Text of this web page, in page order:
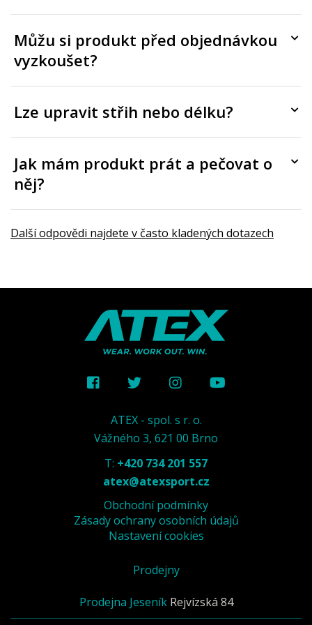
Můžu si produkt před objednávkou
vyzkoušet?
Lze upravit střih nebo délku?
Jak mám produkt prát a pečovat o
něj?
Další odpovědi najdete v často kladených dotazech
ATEX - spol. s r. o.
Vážného 3, 621 00 Brno
T: +420 734 201 557
atex@atexsport.cz
Obchodní podmínky
Zásady ochrany osobních údajů
Nastavení cookies
Prodejny
Prodejna Jeseník Rejvízská 84